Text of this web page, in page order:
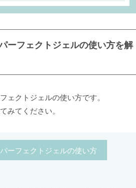
ーフェクトジェルの使い方を解
ェクトジェルの使い方です。
みてください。
ーフェクトジェルの使い方